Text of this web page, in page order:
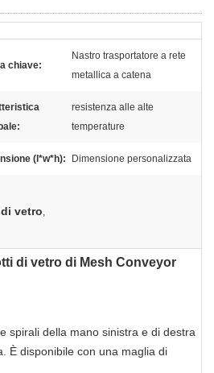
chiave:
Nastro trasportatore a rete
metallica a catena
resistenza alle alte
temperature
(l*w*h): Dimensione personalizzata
vetro,
di vetro di Mesh Conveyor
spirali della mano sinistra e di destra
È disponibile con una maglia di